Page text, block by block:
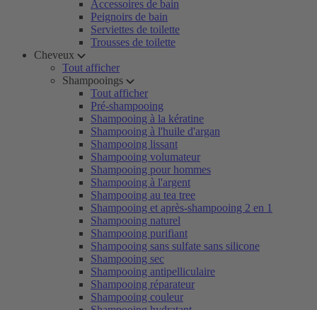
Accessoires de bain
Peignoirs de bain
Serviettes de toilette
Trousses de toilette
Cheveux
Tout afficher
Shampooings
Tout afficher
Pré-shampooing
Shampooing à la kératine
Shampooing à l'huile d'argan
Shampooing lissant
Shampooing volumateur
Shampooing pour hommes
Shampooing à l'argent
Shampooing au tea tree
Shampooing et après-shampooing 2 en 1
Shampooing naturel
Shampooing purifiant
Shampooing sans sulfate sans silicone
Shampooing sec
Shampooing antipelliculaire
Shampooing réparateur
Shampooing couleur